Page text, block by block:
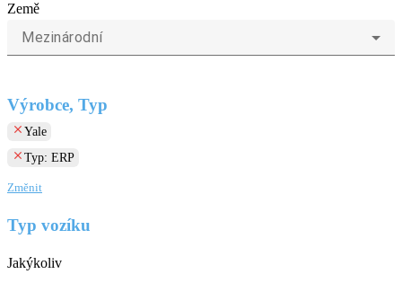
Země
Mezinárodní
Výrobce, Typ
clear Yale
clear Typ: ERP
Změnit
Typ vozíku
Jakýkoliv